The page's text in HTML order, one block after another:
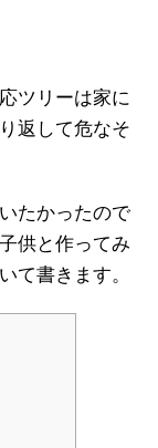
ツリーは家に
返して危なそ
たかったので
供と作ってみ
て書きます。